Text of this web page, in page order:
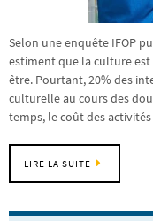
Selon une enquête IFOP
estiment que la culture
être. Pourtant, 20% des
culturelle au cours des
temps, le coût des
LIRE LA SUITE